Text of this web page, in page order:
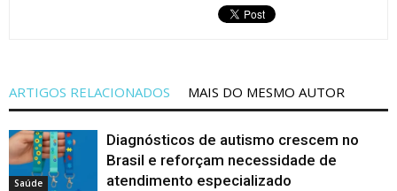
ARTIGOS RELACIONADOS MAIS DO MESMO AUTOR
Saúde
Diagnósticos de autismo crescem no
Brasil e reforçam necessidade de
atendimento especializado